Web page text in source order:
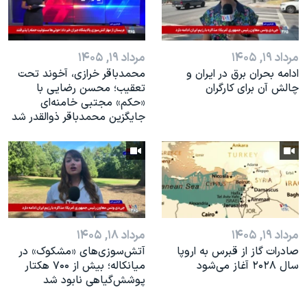
مرداد ۱۹, ۱۴۰۵
ادامه بحران برق در ایران و
چالش آن برای کارگران
مرداد ۱۹, ۱۴۰۵
محمدباقر خرازی، آخوند تحت
تعقیب؛ محسن رضایی با
«حکم» مجتبی خامنه‌ای
جایگزین محمدباقر ذوالقدر شد
مرداد ۱۹, ۱۴۰۵
صادرات گاز از قبرس به اروپا
سال ۲۰۲۸ آغاز می‌شود
مرداد ۱۸, ۱۴۰۵
آتش‌سوزی‌های «مشکوک» در
میانکاله؛ بیش از ۷۰۰ هکتار
پوشش‌گیاهی نابود شد